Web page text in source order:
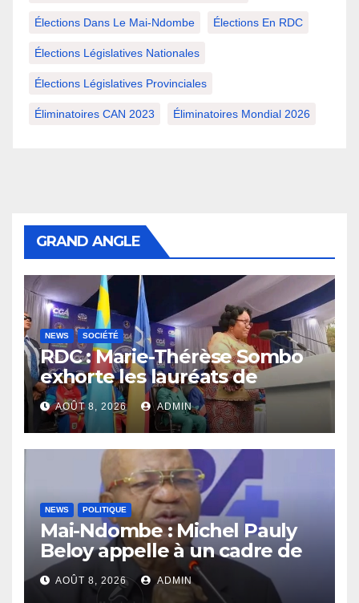
Élections Dans Le Mai-Ndombe Élections En RDC
Élections Législatives Nationales
Élections Législatives Provinciales
Éliminatoires CAN 2023 Éliminatoires Mondial 2026
GRAND ANGLE
NEWS SOCIÉTÉ
RDC : Marie-Thérèse Sombo
exhorte les lauréats de
l’UNIKIN à mettre leurs
compétences au service de
la nation
AOÛT 8, 2026 ADMIN
NEWS POLITIQUE
Mai-Ndombe : Michel Pauly
Beloy appelle à un cadre de
concertation avant la tenue
du dialogue inclusif
AOÛT 8, 2026 ADMIN